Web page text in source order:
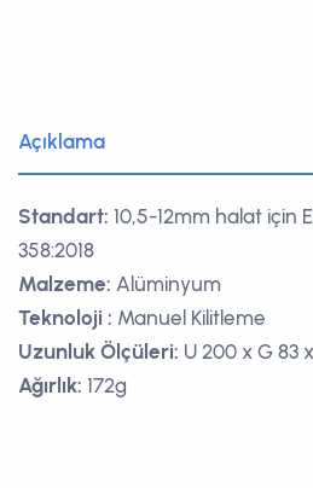
Açıklama
Standart: 10,5-12mm halat için
358:2018
Malzeme: Alüminyum
Teknoloji : Manuel Kilitleme
Uzunluk Ölçüleri: U 200 x G 83
Ağırlık: 172g